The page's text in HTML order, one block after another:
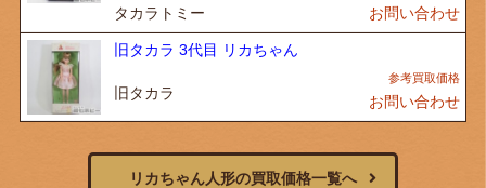
タカラトミー お問い合わせ
旧タカラ 3代目 リカちゃん
旧タカラ お問い合わせ
リカちゃん人形の買取価格一覧へ